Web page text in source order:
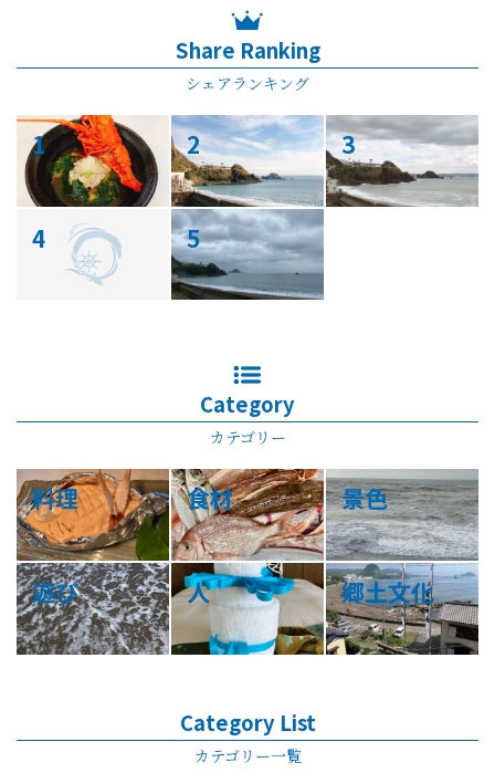
Share Ranking
シェアランキング
1 2 3
4 5
Category
カテゴリー
料理 食材 景色
遊び 人 郷土文化
Category List
カテゴリー一覧